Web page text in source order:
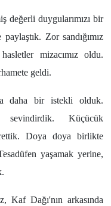
değerli duygularımızı bir
Zor sandığımız
mizacımız oldu.
geldi.
daha bir istekli olduk.
sevindirdik. Küçücük
Doya doya birlikte
yaşamak yerine,
Kaf Dağı'nın arkasında